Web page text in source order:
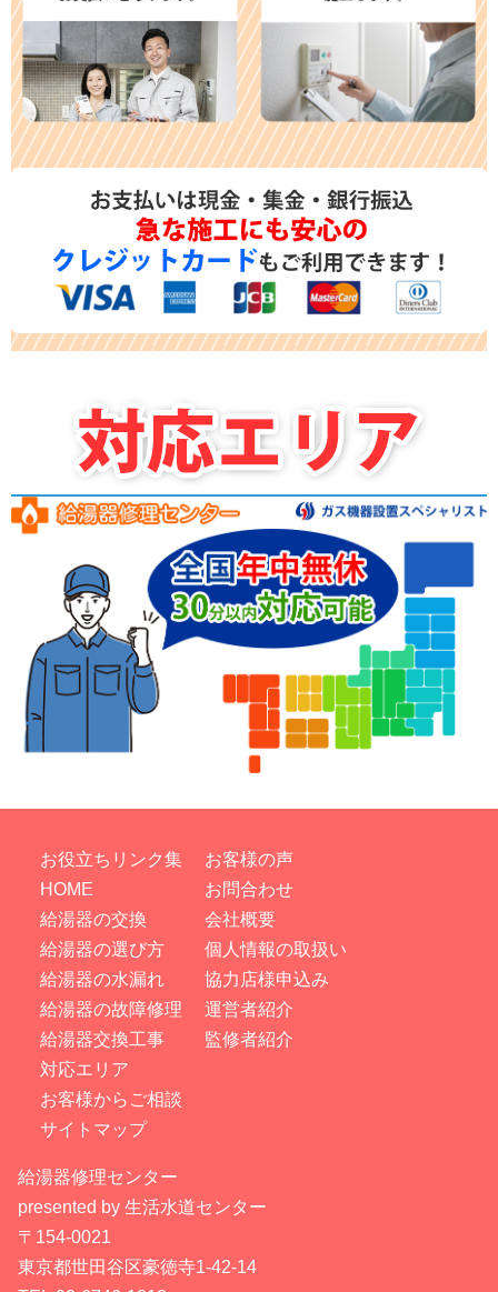
お役立ちリンク集
HOME
給湯器の交換
給湯器の選び方
給湯器の水漏れ
給湯器の故障修理
給湯器交換工事
対応エリア
お客様からご相談
サイトマップ
お客様の声
お問合わせ
会社概要
個人情報の取扱い
協力店様申込み
運営者紹介
監修者紹介
給湯器修理センター
presented by 生活水道センター
〒154-0021
東京都世田谷区豪徳寺1-42-14